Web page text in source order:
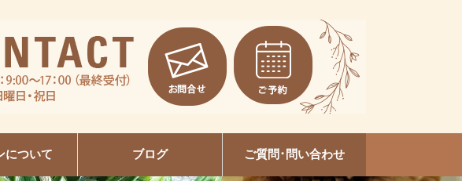
について ブログ ご質問･問い合わせ